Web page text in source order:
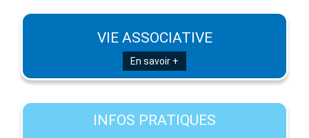
VIE ASSOCIATIVE
En savoir +
INFOS PRATIQUES